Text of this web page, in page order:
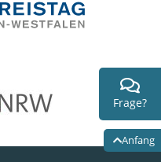
Frage?
Anfang